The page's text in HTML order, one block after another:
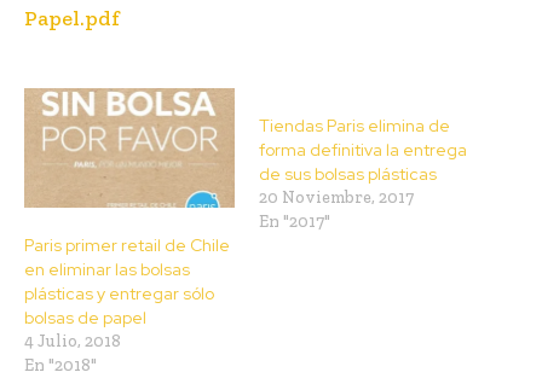
Papel.pdf
Paris primer retail de Chile
en eliminar las bolsas
plásticas y entregar sólo
bolsas de papel
4 Julio, 2018
En "2018"
Tiendas Paris elimina de
forma definitiva la entrega
de sus bolsas plásticas
20 Noviembre, 2017
En "2017"